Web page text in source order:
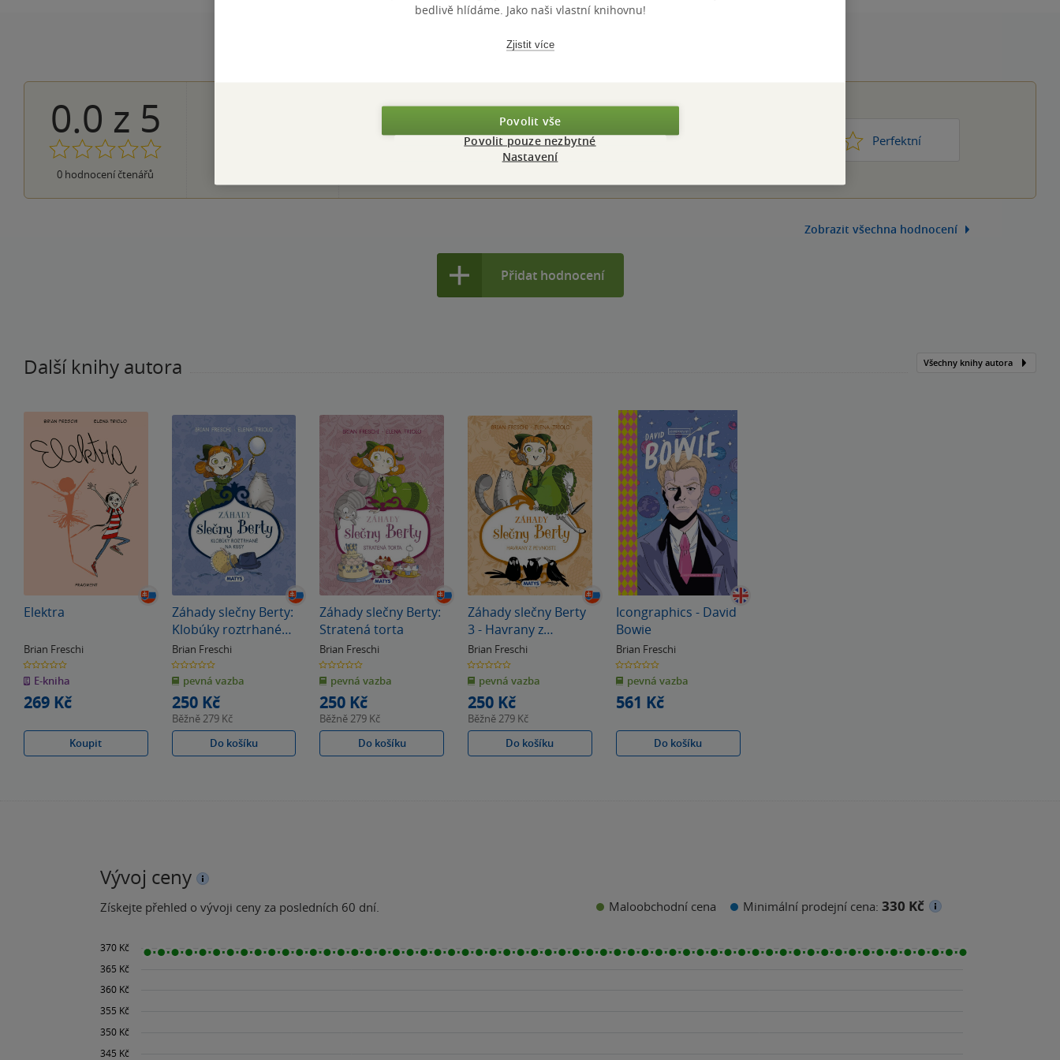
Hodnocení a recenze čtenářů
0.0 z 5
0 hodnocení čtenářů
PŘIDEJTE SVÉ HODNOCENÍ KNIHY
Hodnocení našich knihkupců: 0.0 z 5 Perfektní
Zobrazit všechna hodnocení
Přidat hodnocení
Další knihy autora Všechny knihy autora
Elektra
Brian Freschi
0.0
z
5
hvězdiček
E-kniha
269 Kč
Koupit
Záhady slečny Berty:
Klobúky roztrhané
na kusy
Brian Freschi
0.0
z
5
hvězdiček
pevná vazba
250 Kč
Běžně 279 Kč
Do košíku
Záhady slečny Berty:
Stratená torta
Brian Freschi
0.0
z
5
hvězdiček
pevná vazba
250 Kč
Běžně 279 Kč
Do košíku
Záhady slečny Berty
3 - Havrany z
pevnosti
Brian Freschi
0.0
z
5
hvězdiček
pevná vazba
250 Kč
Běžně 279 Kč
Do košíku
Icongraphics - David
Bowie
Brian Freschi
0.0
z
5
hvězdiček
pevná vazba
561 Kč
Do košíku
Vývoj ceny
Získejte přehled o vývoji ceny za posledních 60 dní. Maloobchodní cena Minimální prodejní cena: 330 Kč
bedlivě hlídáme. Jako naši vlastní knihovnu!
Zjistit více
Povolit vše
Povolit pouze nezbytné
Nastavení